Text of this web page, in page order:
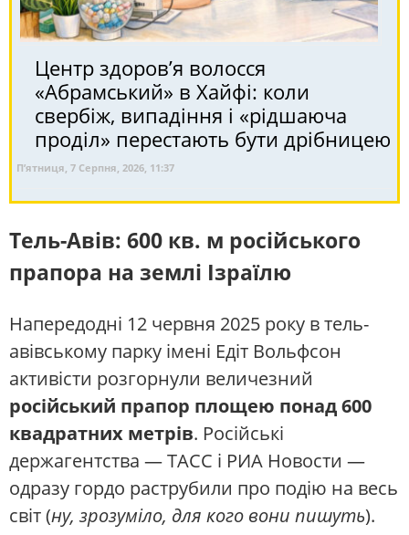
Центр здоров’я волосся
«Абрaмський» в Хайфі: коли
свербіж, випадіння і «рідшаюча
проділ» перестають бути дрібницею
П’ятниця, 7 Серпня, 2026, 11:37
Тель-Авів: 600 кв. м російського
прапора на землі Ізраїлю
Напередодні 12 червня 2025 року в тель-
авівському парку імені Едіт Вольфсон
активісти розгорнули величезний
російський прапор площею понад 600
квадратних метрів. Російські
держагентства — ТАСС і РИА Новости —
одразу гордо раструбили про подію на весь
світ (ну, зрозуміло, для кого вони пишуть).